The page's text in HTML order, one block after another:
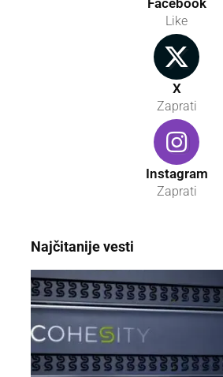
Facebook
Like
X
Zaprati
Instagram
Zaprati
Najčitanije vesti